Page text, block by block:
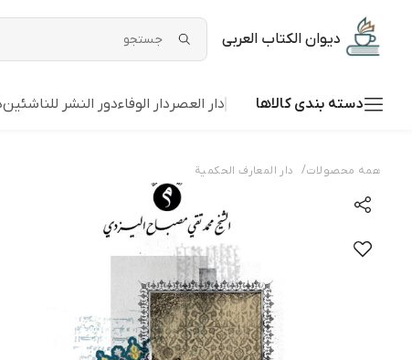
دیوان الکتاب العربی
دسته بندی کالاها دار العصر دار الوفاءدور النشر للناشئین
همه محصولات/ دار المعارف الحکمیة